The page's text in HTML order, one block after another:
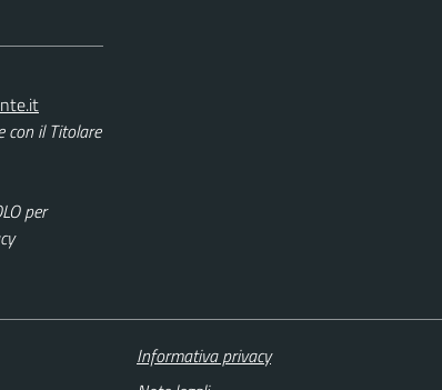
con il Titolare
per
Informativa privacy